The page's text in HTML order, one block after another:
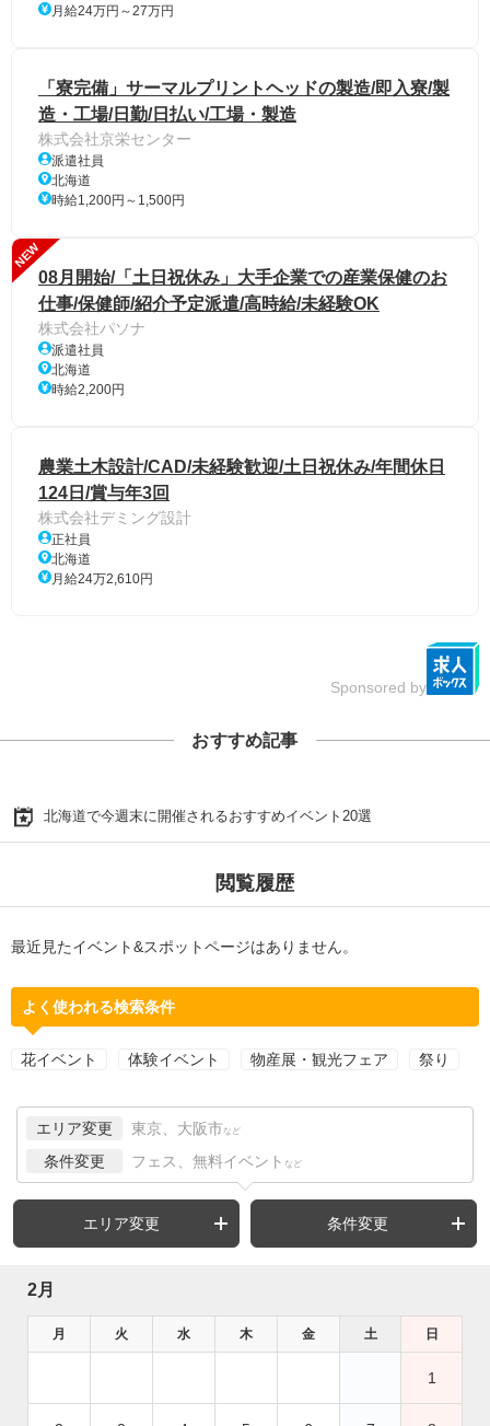
月給24万円～27万円
「寮完備」サーマルプリントヘッドの製造/即入寮/製
造・工場/日勤/日払い/工場・製造
株式会社京栄センター
派遣社員
北海道
時給1,200円～1,500円
NEW
08月開始/「土日祝休み」大手企業での産業保健のお
仕事/保健師/紹介予定派遣/高時給/未経験OK
株式会社パソナ
派遣社員
北海道
時給2,200円
農業土木設計/CAD/未経験歓迎/土日祝休み/年間休日
124日/賞与年3回
株式会社デミング設計
正社員
北海道
月給24万2,610円
Sponsored by
おすすめ記事
北海道で今週末に開催されるおすすめイベント20選
閲覧履歴
最近見たイベント&スポットページはありません。
よく使われる検索条件
花イベント 体験イベント 物産展・観光フェア 祭り
エリア変更 東京、大阪市 など
条件変更 フェス、無料イベント など
エリア変更 条件変更
2月
月 火 水 木 金 土 日
1